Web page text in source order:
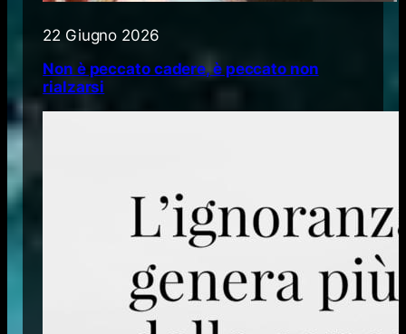
22 Giugno 2026
Non è peccato cadere, è peccato non
rialzarsi